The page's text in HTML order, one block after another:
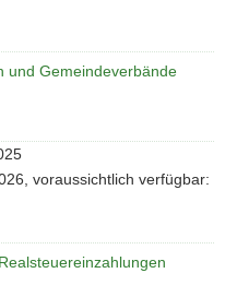
und Gemeindeverbände
voraussichtlich verfügbar: